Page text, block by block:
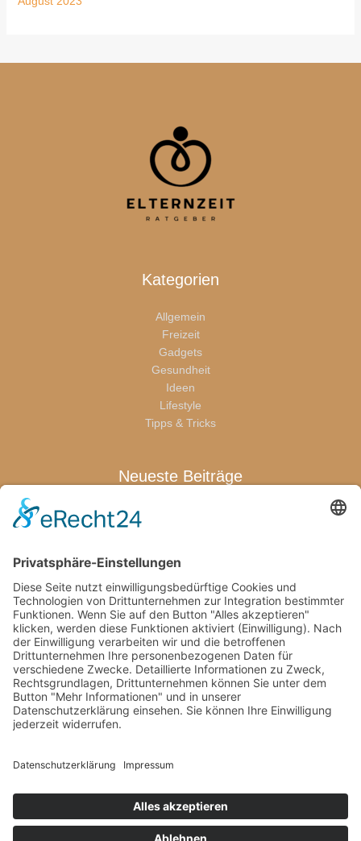
Kategorien
Allgemein
Freizeit
Gadgets
Gesundheit
Ideen
Lifestyle
Tipps & Tricks
Neueste Beiträge
Warum sich eine Terrassenüberdachung für die ganze Familie
Wenn der erste Abschied schwerfällt: Was Eltern jetzt wirklich
Welche Pflegeprodukte Eltern wirklich brauchen
Von den Bienen lernen: Kindern die Natur näherbringen
Wie Familien mit kindgerechten Pools stressfreie
Freizeitmomente zuhause schaffen
© 2026 Elternzeit Ratgeber.